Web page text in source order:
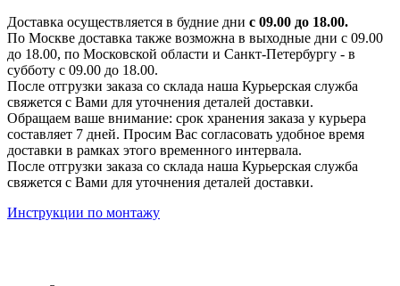
Доставка осуществляется в будние дни с 09.00 до 18.00.
По Москве доставка также возможна в выходные дни с 09.00
до 18.00, по Московской области и Санкт-Петербургу - в
субботу с 09.00 до 18.00.
После отгрузки заказа со склада наша Курьерская служба
свяжется с Вами для уточнения деталей доставки.
Обращаем ваше внимание: срок хранения заказа у курьера
составляет 7 дней. Просим Вас согласовать удобное время
доставки в рамках этого временного интервала.
После отгрузки заказа со склада наша Курьерская служба
свяжется с Вами для уточнения деталей доставки.
Инструкции по монтажу